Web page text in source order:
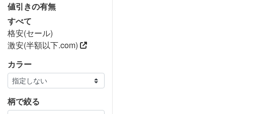
値引きの有無
すべて
格安(セール)
激安(半額以下.com)
カラー
柄で絞る